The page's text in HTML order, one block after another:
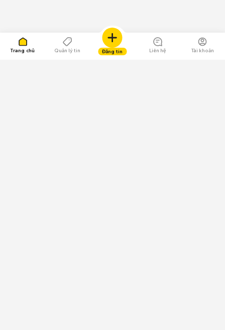
Trang chủ Quản lý tin Đăng tin Liên hệ Tài khoản